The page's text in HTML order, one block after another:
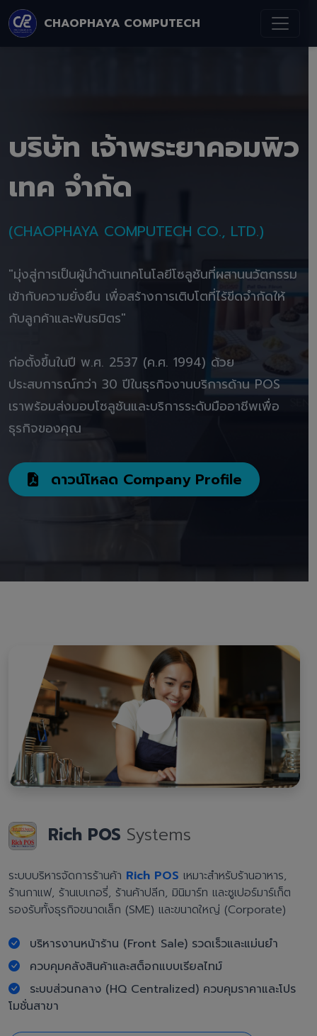
CHAOPHAYA COMPUTECH
บริษัท เจ้าพระยาคอมพิว
เทค จำกัด
(CHAOPHAYA COMPUTECH CO., LTD.)
"มุ่งสู่การเป็นผู้นำด้านเทคโนโลยีโซลูชันที่ผสานนวัตกรรม
เข้ากับความยั่งยืน เพื่อสร้างการเติบโตที่ไร้ขีดจำกัดให้
กับลูกค้าและพันธมิตร"
ก่อตั้งขึ้นในปี พ.ศ. 2537 (ค.ศ. 1994) ด้วย
ประสบการณ์กว่า 30 ปีในธุรกิจงานบริการด้าน POS
เราพร้อมส่งมอบโซลูชันและบริการระดับมืออาชีพเพื่อ
ธุรกิจของคุณ
ดาวน์โหลด Company Profile
Rich POS Systems
ระบบบริหารจัดการร้านค้า Rich POS เหมาะสำหรับร้านอาหาร,
ร้านกาแฟ, ร้านเบเกอรี่, ร้านค้าปลีก, มินิมาร์ท และซูเปอร์มาร์เก็ต
รองรับทั้งธุรกิจขนาดเล็ก (SME) และขนาดใหญ่ (Corporate)
บริหารงานหน้าร้าน (Front Sale) รวดเร็วและแม่นยำ
ควบคุมคลังสินค้าและสต็อกแบบเรียลไทม์
ระบบส่วนกลาง (HQ Centralized) ควบคุมราคาและโปร
โมชั่นสาขา